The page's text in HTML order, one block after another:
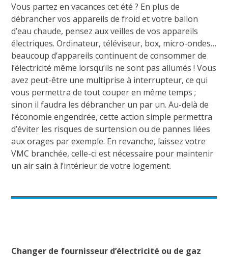
Vous partez en vacances cet été ? En plus de
débrancher vos appareils de froid et votre ballon
d’eau chaude, pensez aux veilles de vos appareils
électriques. Ordinateur, téléviseur, box, micro-ondes…
beaucoup d’appareils continuent de consommer de
l’électricité même lorsqu’ils ne sont pas allumés ! Vous
avez peut-être une multiprise à interrupteur, ce qui
vous permettra de tout couper en même temps ;
sinon il faudra les débrancher un par un. Au-delà de
l’économie engendrée, cette action simple permettra
d’éviter les risques de surtension ou de pannes liées
aux orages par exemple. En revanche, laissez votre
VMC branchée, celle-ci est nécessaire pour maintenir
un air sain à l’intérieur de votre logement.
Changer de fournisseur d’électricité ou de gaz